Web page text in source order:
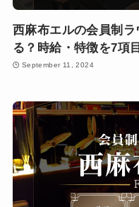
西麻布エルの会員制
る？時給・特徴を7項
September 11, 2024